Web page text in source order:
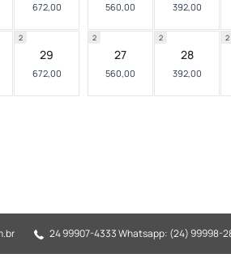
672,00
29
672,00
2
560,00 392,00
27
560,00
2
28
392,00
2 2
24 99907-4333 Whatsapp: (24) 99998-